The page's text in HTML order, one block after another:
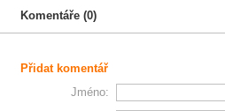
Komentáře (0)
Přidat komentář
Jméno: